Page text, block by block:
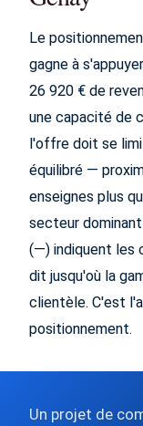
Le
gagne à
26 920 € de
une capacité de
l'offre doit se
équilibré —
enseignes plus
secteur
(—) indiquent les
dit jusqu'où la
clientèle. C'est
positionnement.
Un projet de